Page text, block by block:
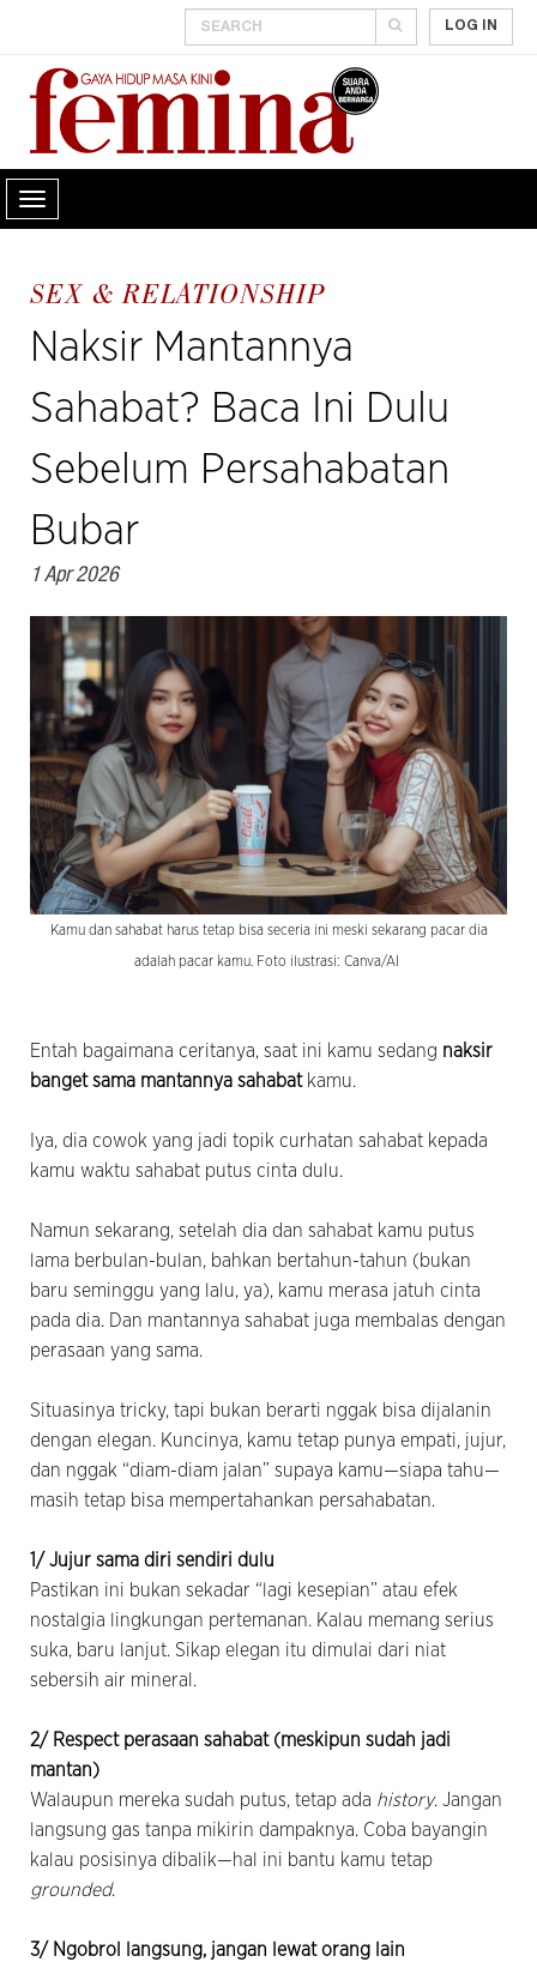
LOG IN
SEX & RELATIONSHIP
Naksir Mantannya
Sahabat? Baca Ini Dulu
Sebelum Persahabatan
Bubar
1 Apr 2026
Kamu dan sahabat harus tetap bisa seceria ini meski sekarang pacar dia
adalah pacar kamu. Foto ilustrasi: Canva/AI
Entah bagaimana ceritanya, saat ini kamu sedang naksir
banget sama mantannya sahabatkamu.
Iya, dia cowok yang jadi topik curhatan sahabat kepada
kamu waktu sahabat putus cinta dulu.
Namun sekarang, setelah dia dan sahabat kamu putus
lama berbulan-bulan, bahkan bertahun-tahun (bukan
baru seminggu yang lalu, ya), kamu merasa jatuh cinta
pada dia. Dan mantannya sahabat juga membalas dengan
perasaan yang sama.
Situasinya tricky, tapi bukan berarti nggak bisa dijalanin
dengan elegan. Kuncinya, kamu tetap punya empati, jujur,
dan nggak “diam-diam jalan” supaya kamu—siapa tahu—
masih tetap bisa mempertahankan persahabatan.
1/ Jujur sama diri sendiri dulu
Pastikan ini bukan sekadar “lagi kesepian” atau efek
nostalgia lingkungan pertemanan. Kalau memang serius
suka, baru lanjut. Sikap elegan itu dimulai dari niat
sebersih air mineral.
2/ Respect perasaan sahabat (meskipun sudah jadi
mantan)
Walaupun mereka sudah putus, tetap ada history. Jangan
langsung gas tanpa mikirin dampaknya. Coba bayangin
kalau posisinya dibalik—hal ini bantu kamu tetap
grounded.
3/ Ngobrol langsung, jangan lewat orang lain